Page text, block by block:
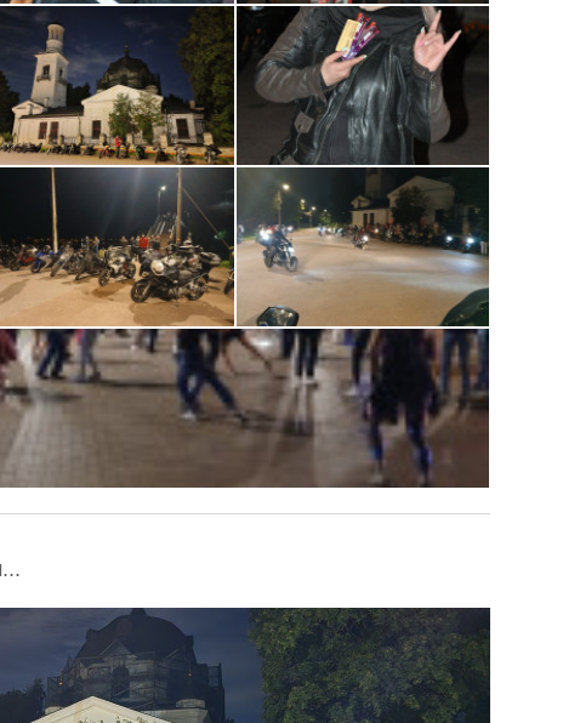
правила:
мотоцикл.
раз, на второй приезжать не надо.
погоды - читайте комментарии, за час